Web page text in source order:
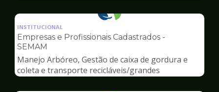
Ilustração
pagina
Meio
Ambiente
INSTITUCIONAL
Empresas e Profissionais Cadastrados -
SEMAM
Manejo Arbóreo, Gestão de caixa de gordura e
coleta e transporte recicláveis/grandes